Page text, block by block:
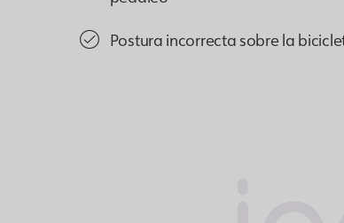
Postura incorrecta sobre la